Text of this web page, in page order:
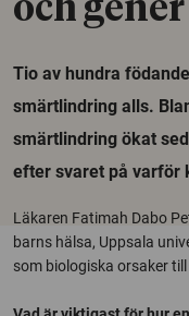
och gener
Tio av hundra
smärtlindring alls.
smärtlindring ökat
efter svaret på varför
Läkaren Fatimah Dabo
barns hälsa, Uppsala
som biologiska orsaker